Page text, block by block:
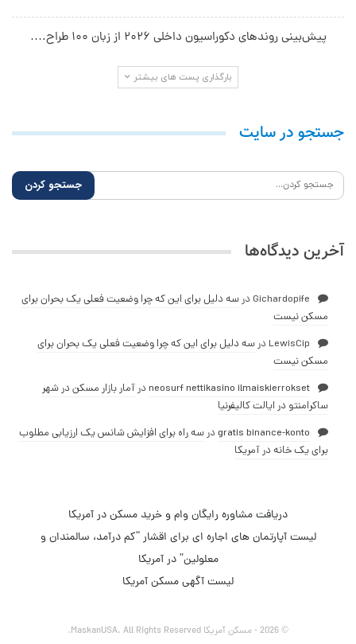
پیش‌بینی روندهای دکوراسیون داخلی ۲۰۲۶ از زبان ۱۰۰ طراح.…
بارگذاری پست های بیشتر
جستجو در سایت
آخرین دیدگاه‌ها
Gichardopife درسه دلیل برای این که چرا وضعیت فعلی یک بحران برای
مسکن نیست
LewisCip درسه دلیل برای این که چرا وضعیت فعلی یک بحران برای
مسکن نیست
neosurf nettikasino ilmaiskierrokset درآمار بازار مسکن در شهر
ساکرامنتو در ایالت کالیفرنیا
gratis binance-konto درسه راه برای افزایش شانس یک ارزیابی مطلوب
برای یک خانه در آمریکا
دریافت مشاوره رایگان وام و خرید مسکن در آمریکا
لیست آپارتمان های اجاره ای­ برای اقشار “کم درآمد، سالمندان و
معلولین” در آمریکا
لیست آگهی مسکن آمریکا
© 2026 - مسکن آمریکا MaskanUSA. All Rights Reserved.